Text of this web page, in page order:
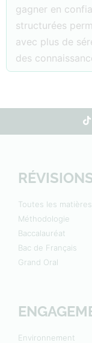
gagner en
structurées
avec plus de
des
Toutes les matières
Méthodologie
Baccalauréat
Bac de Français
Grand Oral
Environnement